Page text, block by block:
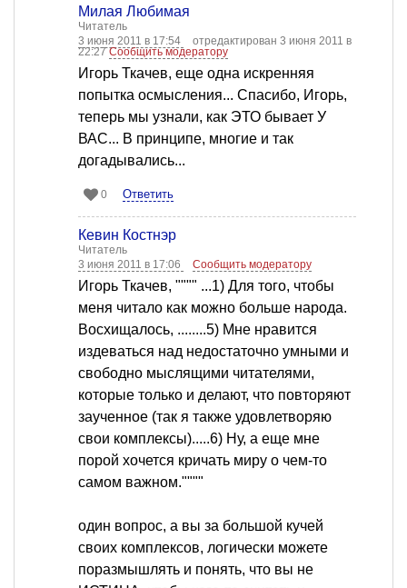
Милая Любимая
Читатель
3 июня 2011 в 17:54
отредактирован 3 июня 2011 в
22:27Сообщить модератору
Игорь Ткачев, еще одна искренняя
попытка осмысления... Спасибо, Игорь,
теперь мы узнали, как ЭТО бывает У
ВАС... В принципе, многие и так
догадывались...
0 Ответить
Кевин Костнэр
Читатель
3 июня 2011 в 17:06
Сообщить модератору
Игорь Ткачев, """" ...1) Для того, чтобы
меня читало как можно больше народа.
Восхищалось, ........5) Мне нравится
издеваться над недостаточно умными и
свободно мыслящими читателями,
которые только и делают, что повторяют
заученное (так я также удовлетворяю
свои комплексы).....6) Ну, а еще мне
порой хочется кричать миру о чем-то
самом важном.""""
один вопрос, а вы за большой кучей
своих комплексов, логически можете
поразмышлять и понять, что вы не